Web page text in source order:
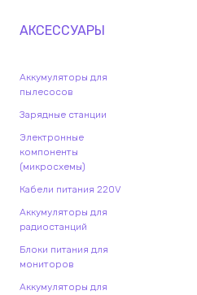
АКСЕССУАРЫ
Аккумуляторы для
пылесосов
Зарядные станции
Электронные
компоненты
(микросхемы)
Кабели питания 220V
Аккумуляторы для
радиостанций
Блоки питания для
мониторов
Аккумуляторы для